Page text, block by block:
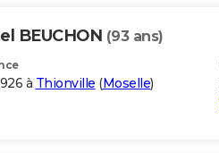
BEUCHON (93 ans)
à Thionville (Moselle)